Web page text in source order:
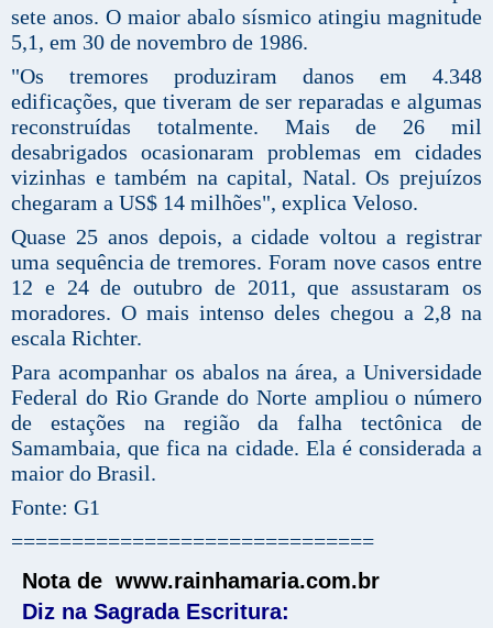
sete anos. O maior abalo sísmico atingiu magnitude
5,1, em 30 de novembro de 1986.
"Os tremores produziram danos em 4.348
edificações, que tiveram de ser reparadas e algumas
reconstruídas totalmente. Mais de 26 mil
desabrigados ocasionaram problemas em cidades
vizinhas e também na capital, Natal. Os prejuízos
chegaram a US$ 14 milhões", explica Veloso.
Quase 25 anos depois, a cidade voltou a registrar
uma sequência de tremores. Foram nove casos entre
12 e 24 de outubro de 2011, que assustaram os
moradores. O mais intenso deles chegou a 2,8 na
escala Richter.
Para acompanhar os abalos na área, a Universidade
Federal do Rio Grande do Norte ampliou o número
de estações na região da falha tectônica de
Samambaia, que fica na cidade. Ela é considerada a
maior do Brasil.
Fonte: G1
==============================
Nota de www.rainhamaria.com.br
Diz na Sagrada Escritura: